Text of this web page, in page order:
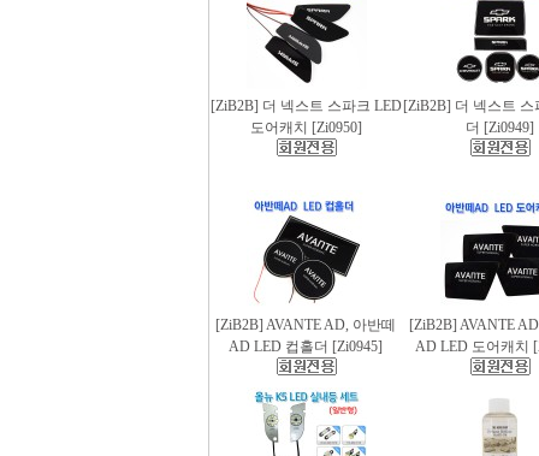
[ZiB2B] 더 넥스트 스파크 LED
도어캐치 [Zi0950]
[ZiB2B] 더 넥스트 스
더 [Zi0949]
[ZiB2B] AVANTE AD, 아반떼
AD LED 컵홀더 [Zi0945]
[ZiB2B] AVANTE
AD LED 도어캐치